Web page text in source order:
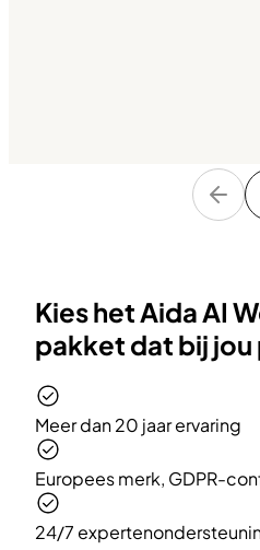
Kies het Aida AI
pakket dat bij jou
Meer dan 20 jaar ervaring
Europees merk, GDPR-
24/7